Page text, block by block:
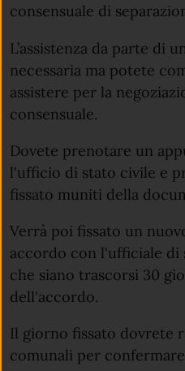
consensuale di
L’assistenza da parte di
necessaria ma potete
assistere per la
consensuale.
Dovete prenotare un
l'ufficio di stato civile e
fissato muniti della
Verrà poi fissato un
accordo con l'ufficiale
che siano trascorsi 30
dell'accordo.
Il giorno fissato dovrete
comunali per